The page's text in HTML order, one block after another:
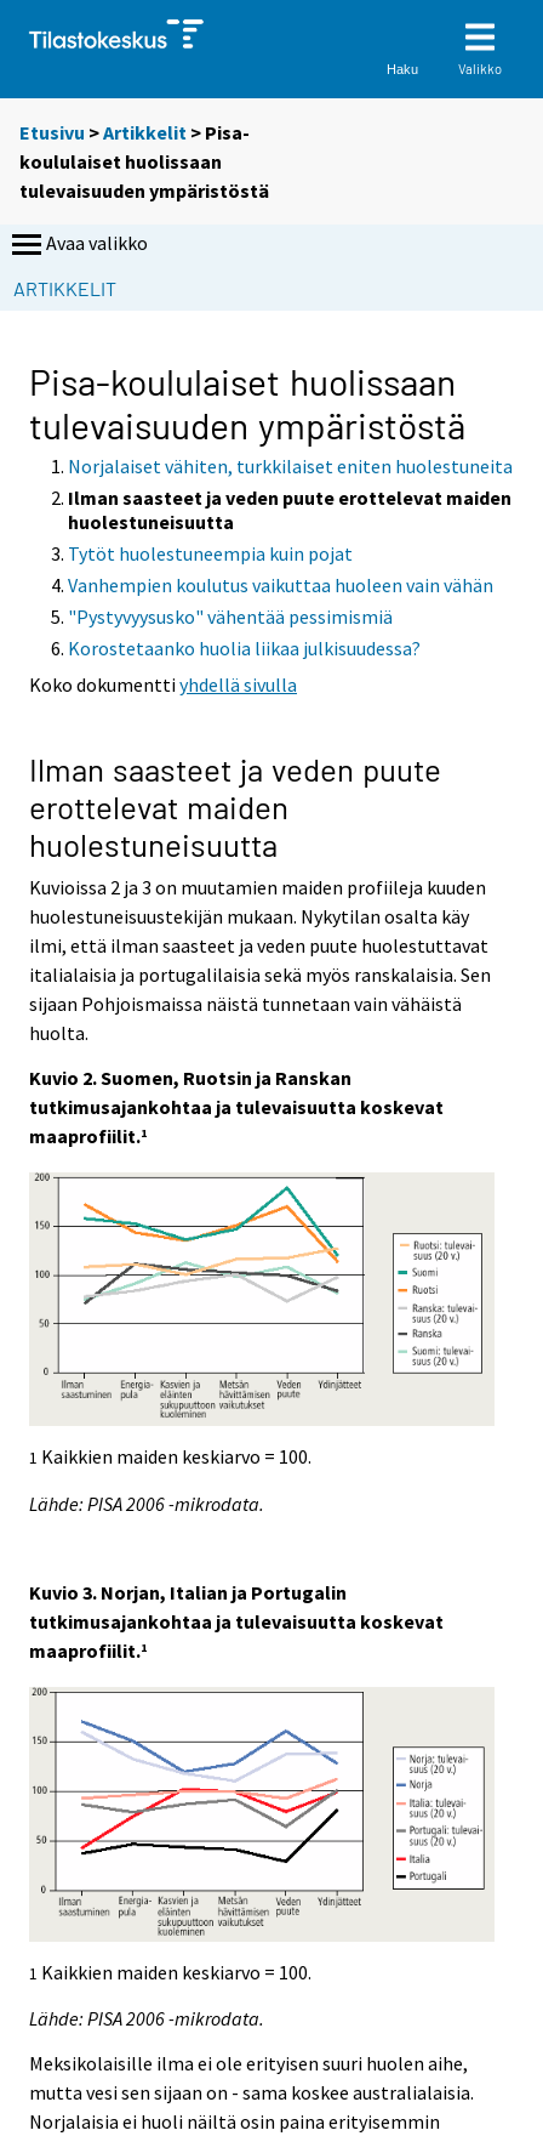
Haku Valikko
Etusivu >Artikkelit > Pisa-
koululaiset huolissaan
tulevaisuuden ympäristöstä
Avaa valikko
ARTIKKELIT
Pisa-koululaiset huolissaan
tulevaisuuden ympäristöstä
Norjalaiset vähiten, turkkilaiset eniten huolestuneita
Ilman saasteet ja veden puute erottelevat maiden
huolestuneisuutta
Tytöt huolestuneempia kuin pojat
Vanhempien koulutus vaikuttaa huoleen vain vähän
"Pystyvyysusko" vähentää pessimismiä
Korostetaanko huolia liikaa julkisuudessa?
Koko dokumenttiyhdellä sivulla
Ilman saasteet ja veden puute
erottelevat maiden
huolestuneisuutta
Kuvioissa 2 ja 3 on muutamien maiden profiileja kuuden
huolestuneisuustekijän mukaan. Nykytilan osalta käy
ilmi, että ilman saasteet ja veden puute huolestuttavat
italialaisia ja portugalilaisia sekä myös ranskalaisia. Sen
sijaan Pohjoismaissa näistä tunnetaan vain vähäistä
huolta.
Kuvio 2. Suomen, Ruotsin ja Ranskan
tutkimusajankohtaa ja tulevaisuutta koskevat
maaprofiilit.1
1 Kaikkien maiden keskiarvo = 100.
Lähde: PISA 2006 -mikrodata.
Kuvio 3. Norjan, Italian ja Portugalin
tutkimusajankohtaa ja tulevaisuutta koskevat
maaprofiilit.1
1 Kaikkien maiden keskiarvo = 100.
Lähde: PISA 2006 -mikrodata.
Meksikolaisille ilma ei ole erityisen suuri huolen aihe,
mutta vesi sen sijaan on - sama koskee australialaisia.
Norjalaisia ei huoli näiltä osin paina erityisemmin